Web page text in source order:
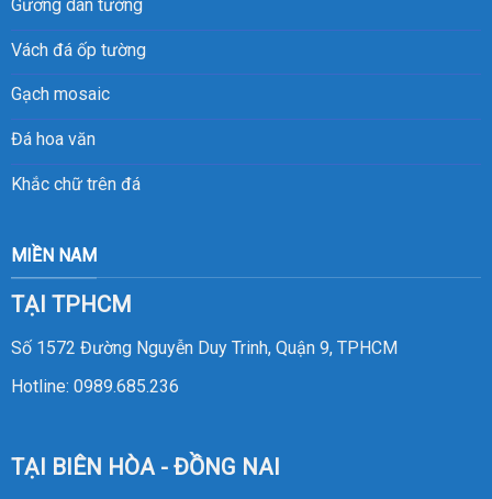
Gương dán tường
Vách đá ốp tường
Gạch mosaic
Đá hoa văn
Khắc chữ trên đá
MIỀN NAM
TẠI TPHCM
Số 1572 Đường Nguyễn Duy Trinh, Quận 9, TPHCM
Hotline: 0989.685.236
TẠI BIÊN HÒA - ĐỒNG NAI